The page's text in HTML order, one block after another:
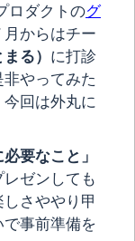
ロダクトのグ
からはチー
る） に打診
やってみた
回は外丸に
要なこと」
ゼンしても
さややり甲
事前準備を